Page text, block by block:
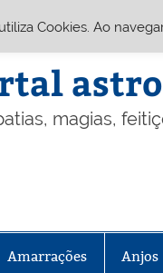
magias,
Amarrações Anjos
Cookies. Ao